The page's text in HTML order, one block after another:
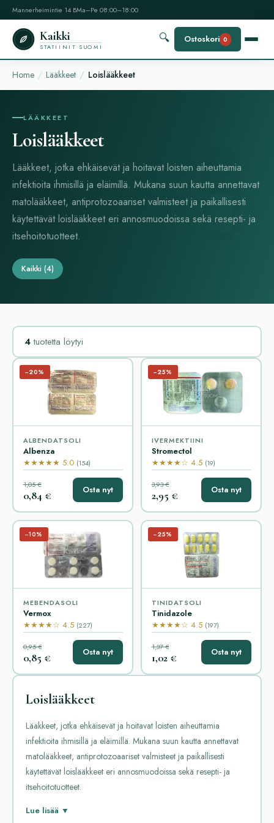
Mannerheimintie 14 BMa–Pe 08:00–18:00
Kaikki
STATIINIT SUOMI
🔍 Ostoskori 0
Home Lääkkeet Loislääkkeet
LÄÄKKEET
Loislääkkeet
Lääkkeet, jotka ehkäisevät ja hoitavat loisten aiheuttamia
infektioita ihmisillä ja eläimillä. Mukana suun kautta annettavat
matolääkkeet, antiprotozoaariset valmisteet ja paikallisesti
käytettävät loislääkkeet eri annosmuodoissa sekä resepti- ja
itsehoitotuotteet.
Kaikki (4)
4 tuotetta löytyi
−20%
ALBENDATSOLI
Albenza
★★★★★ 5.0 (154)
1,05 €
0,84 € Osta nyt
−25%
IVERMEKTIINI
Stromectol
★★★★☆ 4.5 (19)
3,93 €
2,95 € Osta nyt
−10%
MEBENDASOLI
Vermox
★★★★☆ 4.5 (227)
0,95 €
0,85 € Osta nyt
−25%
TINIDATSOLI
Tinidazole
★★★★☆ 4.5 (197)
1,37 €
1,02 € Osta nyt
Loislääkkeet
Lääkkeet, jotka ehkäisevät ja hoitavat loisten aiheuttamia
infektioita ihmisillä ja eläimillä. Mukana suun kautta annettavat
matolääkkeet, antiprotozoaariset valmisteet ja paikallisesti
käytettävät loislääkkeet eri annosmuodoissa sekä resepti- ja
itsehoitotuotteet.
Loislääkkeet tarkoittavat lääkkeitä, joiden vaikutus kohdistuu
Lue lisää ▼